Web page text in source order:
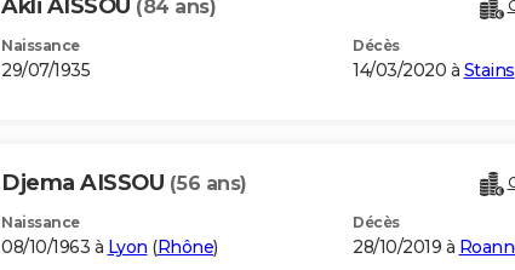
Akli AISSOU (84 ans)
Naissance
29/07/1935
Décès
14/03/2020 à Stains
Djema AISSOU (56 ans)
Naissance
08/10/1963 à Lyon (Rhône)
Décès
28/10/2019 à